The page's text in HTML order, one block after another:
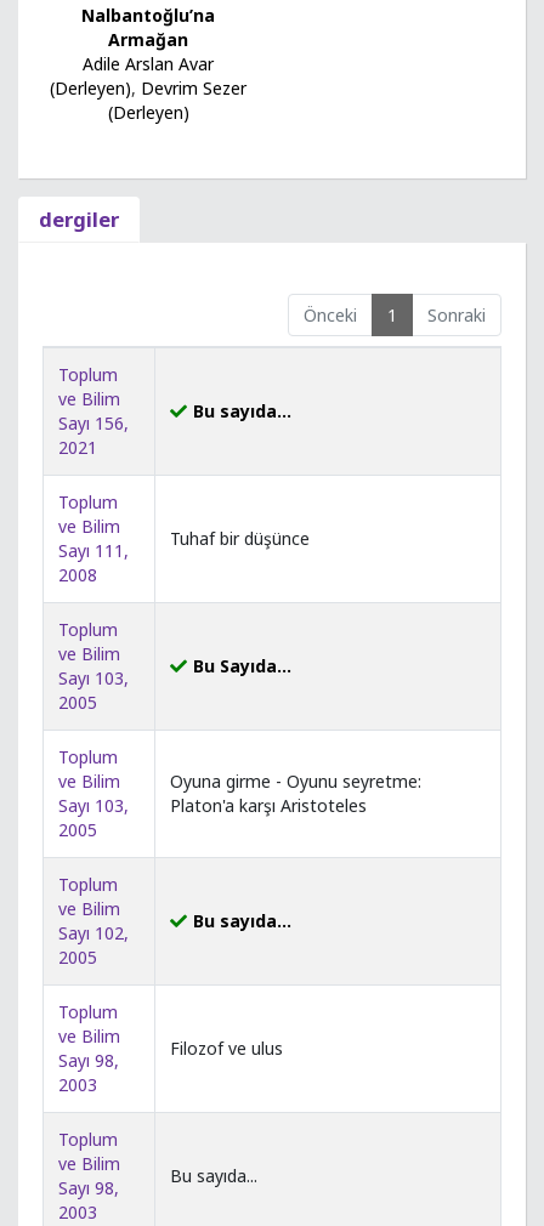
Nalbantoğlu’na
Armağan
Adile Arslan Avar
(Derleyen), Devrim Sezer
(Derleyen)
dergiler
Önceki 1 Sonraki
Toplum
ve Bilim
Sayı 156,
2021
Bu sayıda...
Toplum
ve Bilim
Sayı 111,
2008
Tuhaf bir düşünce
Toplum
ve Bilim
Sayı 103,
2005
Bu Sayıda...
Toplum
ve Bilim
Sayı 103,
2005
Oyuna girme - Oyunu seyretme:
Platon'a karşı Aristoteles
Toplum
ve Bilim
Sayı 102,
2005
Bu sayıda...
Toplum
ve Bilim
Sayı 98,
2003
Filozof ve ulus
Toplum
ve Bilim
Sayı 98,
2003
Bu sayıda...